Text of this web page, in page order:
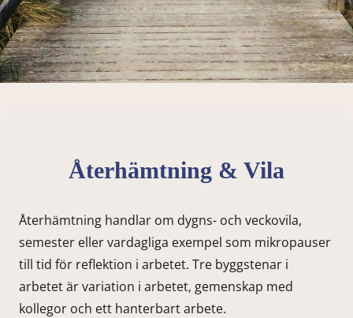
Återhämt­ning & Vila
Återhämtning handlar om dygns- och veckovila,
semester eller vardagliga exempel som mikropauser
till tid för reflektion i arbetet. Tre byggstenar i
arbetet är variation i arbetet, gemenskap med
kollegor och ett hanterbart arbete.